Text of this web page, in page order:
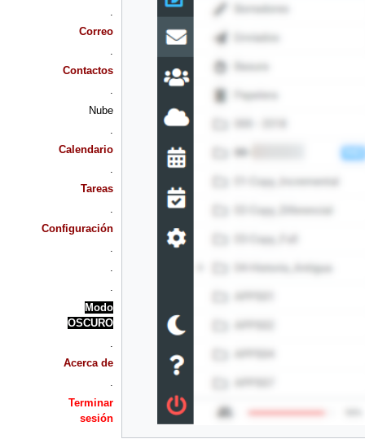
.
Correo
.
Contactos
.
Nube
.
Calendario
.
Tareas
.
Configuración
.
.
.
Modo
OSCURO
.
Acerca de
.
Terminar
sesión